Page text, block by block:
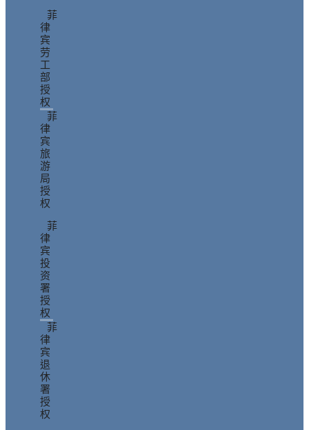
菲
律
宾
劳
工
部
授
权
菲
律
宾
旅
游
局
授
权
菲
律
宾
投
资
署
授
权
菲
律
宾
退
休
署
授
权